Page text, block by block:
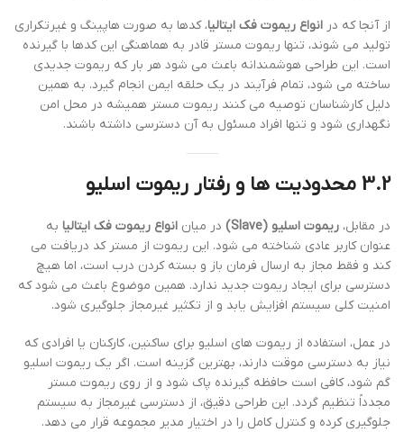
از آنجا که در انواع ریموت فک ایتالیا، کدها به صورت هاپینگ و غیرتکراری
تولید می شوند، تنها ریموت مستر قادر به هماهنگی این کدها با گیرنده
است. این طراحی هوشمندانه باعث می شود هر بار که ریموت جدیدی
ساخته می شود، تمام فرآیند در یک حلقه ایمن انجام گیرد. به همین
دلیل کارشناسان توصیه می کنند ریموت مستر همیشه در محل امن
نگهداری شود و تنها افراد مسئول به آن دسترسی داشته باشند.
3.2 محدودیت ها و رفتار ریموت اسلیو
در مقابل، ریموت اسلیو (Slave) در میان انواع ریموت فک ایتالیا به
عنوان کاربر عادی شناخته می شود. این ریموت از مستر کد دریافت می
کند و فقط مجاز به ارسال فرمان باز و بسته کردن درب است، اما هیچ
دسترسی برای ایجاد ریموت جدید ندارد. همین موضوع باعث می شود که
امنیت کلی سیستم افزایش یابد و از تکثیر غیرمجاز جلوگیری شود.
در عمل، استفاده از ریموت های اسلیو برای ساکنین، کارکنان یا افرادی که
نیاز به دسترسی موقت دارند، بهترین گزینه است. اگر یک ریموت اسلیو
گم شود، کافی است حافظه گیرنده پاک شود و از روی ریموت مستر
مجدداً تنظیم گردد. این طراحی دقیق، از دسترسی غیرمجاز به سیستم
جلوگیری کرده و کنترل کامل را در اختیار مدیر مجموعه قرار می دهد.